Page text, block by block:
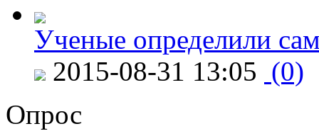
Ученые определили
2015-08-31 13:05 (0)
Опрос